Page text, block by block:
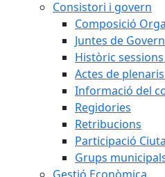
Consistori i govern
Composició
Juntes de
Històric
Actes de plenaris
Informació del
Regidories
Retribucions
Participació
Grups